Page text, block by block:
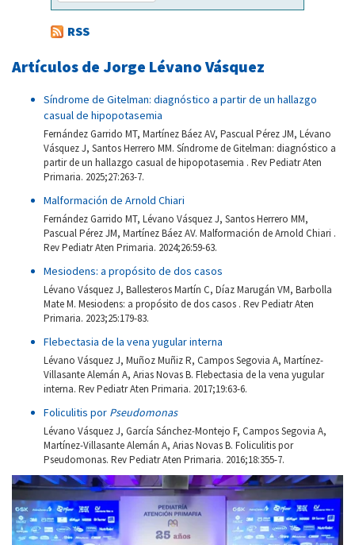
RSS
Artículos de Jorge Lévano Vásquez
Síndrome de Gitelman: diagnóstico a partir de un hallazgo
casual de hipopotasemia
Fernández Garrido MT, Martínez Báez AV, Pascual Pérez JM, Lévano
Vásquez J, Santos Herrero MM. Síndrome de Gitelman: diagnóstico a
partir de un hallazgo casual de hipopotasemia . Rev Pediatr Aten
Primaria. 2025;27:263-7.
Malformación de Arnold Chiari
Fernández Garrido MT, Lévano Vásquez J, Santos Herrero MM,
Pascual Pérez JM, Martínez Báez AV. Malformación de Arnold Chiari .
Rev Pediatr Aten Primaria. 2024;26:59-63.
Mesiodens: a propósito de dos casos
Lévano Vásquez J, Ballesteros Martín C, Díaz Marugán VM, Barbolla
Mate M. Mesiodens: a propósito de dos casos . Rev Pediatr Aten
Primaria. 2023;25:179-83.
Flebectasia de la vena yugular interna
Lévano Vásquez J, Muñoz Muñiz R, Campos Segovia A, Martínez-
Villasante Alemán A, Arias Novas B. Flebectasia de la vena yugular
interna. Rev Pediatr Aten Primaria. 2017;19:63-6.
Foliculitis por Pseudomonas
Lévano Vásquez J, García Sánchez-Montejo F, Campos Segovia A,
Martínez-Villasante Alemán A, Arias Novas B. Foliculitis por
Pseudomonas. Rev Pediatr Aten Primaria. 2016;18:355-7.